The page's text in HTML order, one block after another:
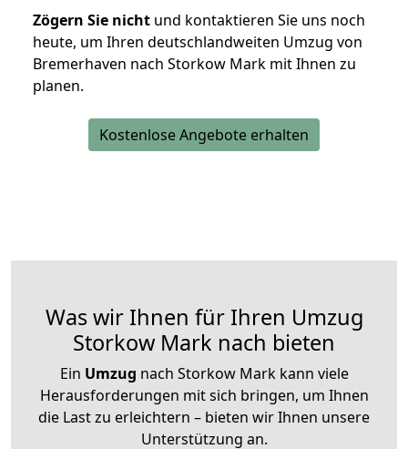
Zögern Sie nicht und kontaktieren Sie uns noch
heute, um Ihren deutschlandweiten Umzug von
Bremerhaven nach Storkow Mark mit Ihnen zu
planen.
Kostenlose Angebote erhalten
Was wir Ihnen für Ihren Umzug
Storkow Mark nach bieten
Ein Umzug nach Storkow Mark kann viele
Herausforderungen mit sich bringen, um Ihnen
die Last zu erleichtern – bieten wir Ihnen unsere
Unterstützung an.